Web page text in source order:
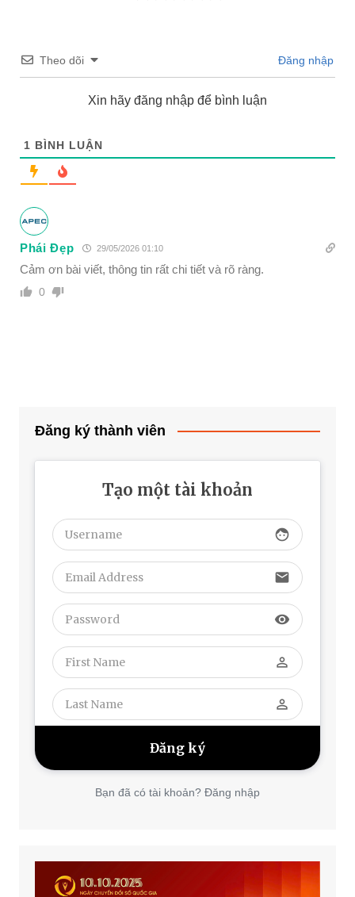
Theo dõi Đăng nhập
Xin hãy đăng nhập để bình luận
1 BÌNH LUẬN
Phái Đẹp 29/05/2026 01:10
Cảm ơn bài viết, thông tin rất chi tiết và rõ ràng.
0
Đăng ký thành viên
Tạo một tài khoản
face
email
visibility
perm_identity
perm_identity
Bạn đã có tài khoản? Đăng nhập